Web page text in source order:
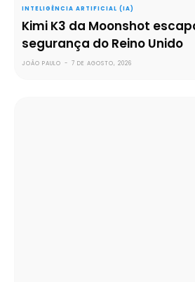
INTELIGÊNCIA ARTIFICIAL (IA)
Kimi K3 da Moonshot
segurança do Reino Unido
JOÃO PAULO - 7 DE AGOSTO, 2026